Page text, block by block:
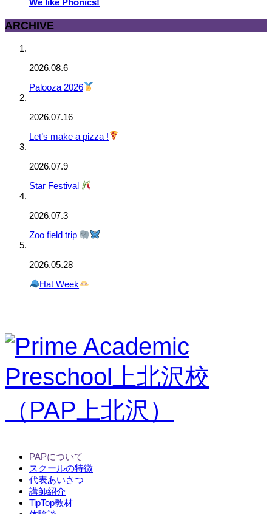
We like Phonics!
ARCHIVE
2026.08.6
Palooza 2026
2026.07.16
Let’s make a pizza !
2026.07.9
Star Festival
2026.07.3
Zoo field trip
2026.05.28
Hat Week
PAPについて
スクールの特徴
代表あいさつ
講師紹介
TipTop教材